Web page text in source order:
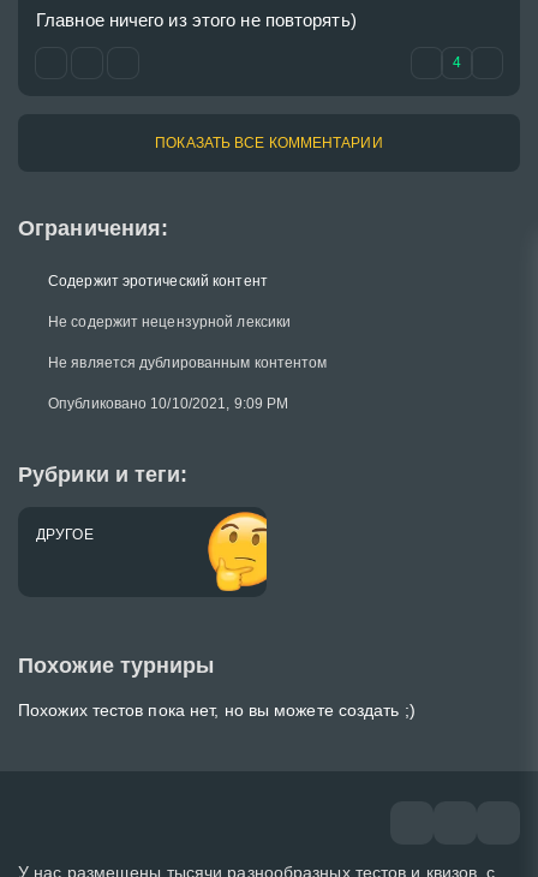
Ограничения:
Содержит эротический контент
Не содержит нецензурной лексики
Не является дублированным контентом
Опубликовано 10/10/2021, 9:09 PM
Рубрики и теги:
ДРУГОЕ
Главное ничего из этого не повторять)
4
ПОКАЗАТЬ ВСЕ КОММЕНТАРИИ
Похожие турниры
Похожих тестов пока нет, но вы можете создать ;)
У нас размещены тысячи разнообразных тестов и квизов, с